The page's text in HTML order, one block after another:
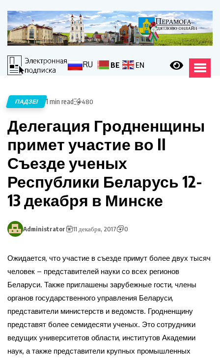
RU BE EN
ПАДЗЕІ 1 min read 480
Делегация Гродненщины
примет участие во II
Съезде ученых
Республики Беларусь 12-
13 декабря в Минске
Administrator 11 декабря, 2017 0
Ожидается, что участие в съезде примут более двух тысяч
человек – представителей науки со всех регионов
Беларуси. Также приглашены зарубежные гости, члены
органов государственного управления Беларуси,
представители министерств и ведомств. Гродненщину
представят более семидесяти ученых. Это сотрудники
ведущих университетов области, институтов Академии
наук, а также представители крупных промышленных